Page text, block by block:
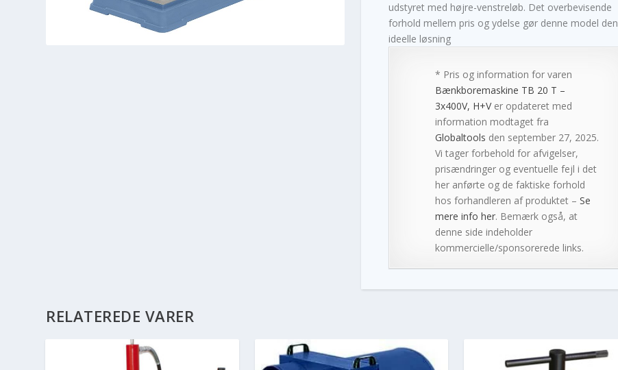
udstyret med højre-venstreløb. Det overbevisende
forhold mellem pris og ydelse gør denne model den
ideelle løsning
* Pris og information for varen
Bænkboremaskine TB 20 T –
3x400V, H+Ver opdateret med
information modtaget fra
Globaltools den september 27, 2025.
Vi tager forbehold for afvigelser,
prisændringer og eventuelle fejl i det
her anførte og de faktiske forhold
hos forhandleren af produktet – Se
mere info her. Bemærk også, at
denne side indeholder
kommercielle/sponsorerede links.
RELATEREDE VARER